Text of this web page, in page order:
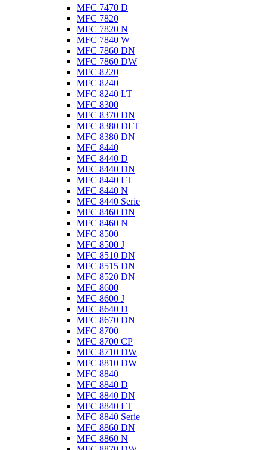
MFC 7470 D
MFC 7820
MFC 7820 N
MFC 7840 W
MFC 7860 DN
MFC 7860 DW
MFC 8220
MFC 8240
MFC 8240 LT
MFC 8300
MFC 8370 DN
MFC 8380 DLT
MFC 8380 DN
MFC 8440
MFC 8440 D
MFC 8440 DN
MFC 8440 LT
MFC 8440 N
MFC 8440 Serie
MFC 8460 DN
MFC 8460 N
MFC 8500
MFC 8500 J
MFC 8510 DN
MFC 8515 DN
MFC 8520 DN
MFC 8600
MFC 8600 J
MFC 8640 D
MFC 8670 DN
MFC 8700
MFC 8700 CP
MFC 8710 DW
MFC 8810 DW
MFC 8840
MFC 8840 D
MFC 8840 DN
MFC 8840 LT
MFC 8840 Serie
MFC 8860 DN
MFC 8860 N